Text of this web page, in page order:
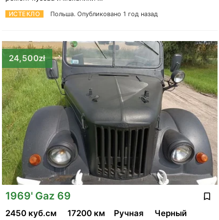
ИСТЕКЛО Польша. Опубликовано 1 год назад
24,500zł
1969' Gaz 69
2450 куб.см 17200 км Ручная Черный